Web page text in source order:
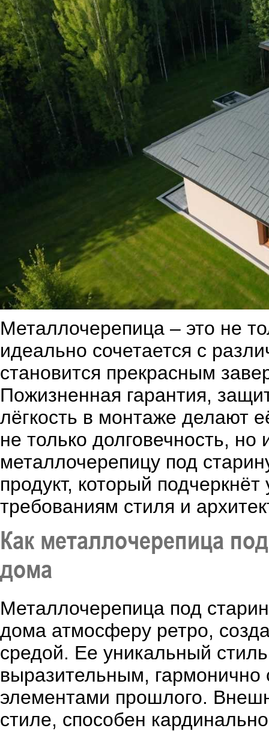
Металлочерепица – это не
идеально сочетается с
становится прекрасным
Пожизненная гарантия,
лёгкость в монтаже делают
не только долговечность,
металлочерепицу под
продукт, который
требованиям стиля и
Как металлочерепица
дома
Металлочерепица под
дома атмосферу ретро,
средой. Ее уникальный
выразительным, гармонично
элементами прошлого.
стиле, способен